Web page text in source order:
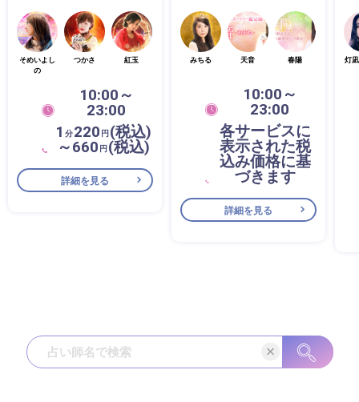
そめいよし
の
つかさ 紅玉
10:00～
23:00
1 分220 円(税込)
～660 円(税込)
詳細を見る
みちる 天音 春陽
10:00～
23:00
各サービスに
表示された税
込み価格に基
づきます
詳細を見る
灯